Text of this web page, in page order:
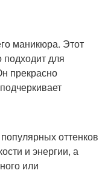
маникюра. Этот
для
прекрасно
оттенков
и энергии, а
или